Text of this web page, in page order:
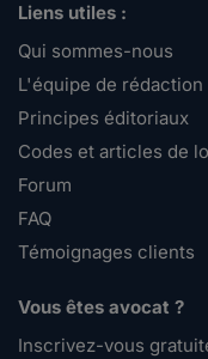
Liens utiles :
Qui sommes-nous
L'équipe de rédaction
Principes éditoriaux
Codes et articles de
Forum
FAQ
Témoignages clients
Vous êtes avocat ?
Inscrivez-vous